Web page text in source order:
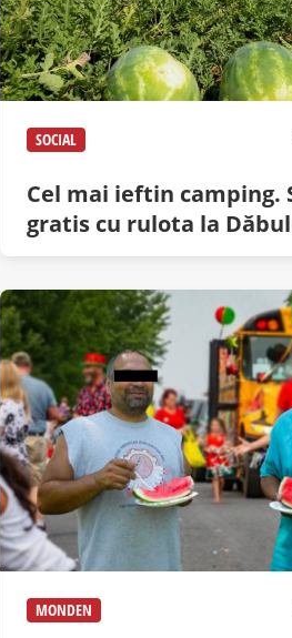
SOCIAL
Cel mai ieftin camping.
gratis cu rulota la
păzești pepenii
MONDEN